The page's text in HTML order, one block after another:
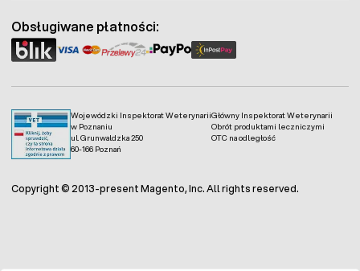
Wojewódzki Inspektorat Weterynarii
w Poznaniu
ul. Grunwaldzka 250
60-166 Poznań
Główny Inspektorat Weterynarii
Obrót produktami leczniczymi
OTC na odległość
Obsługiwane płatności:
Copyright © 2013-present Magento, Inc. All rights reserved.